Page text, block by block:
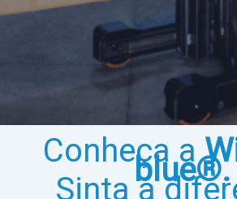
Conheça a
blue®.
Sinta a